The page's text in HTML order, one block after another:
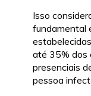
Isso
fundamental
até 35% dos
presenciais
pessoa